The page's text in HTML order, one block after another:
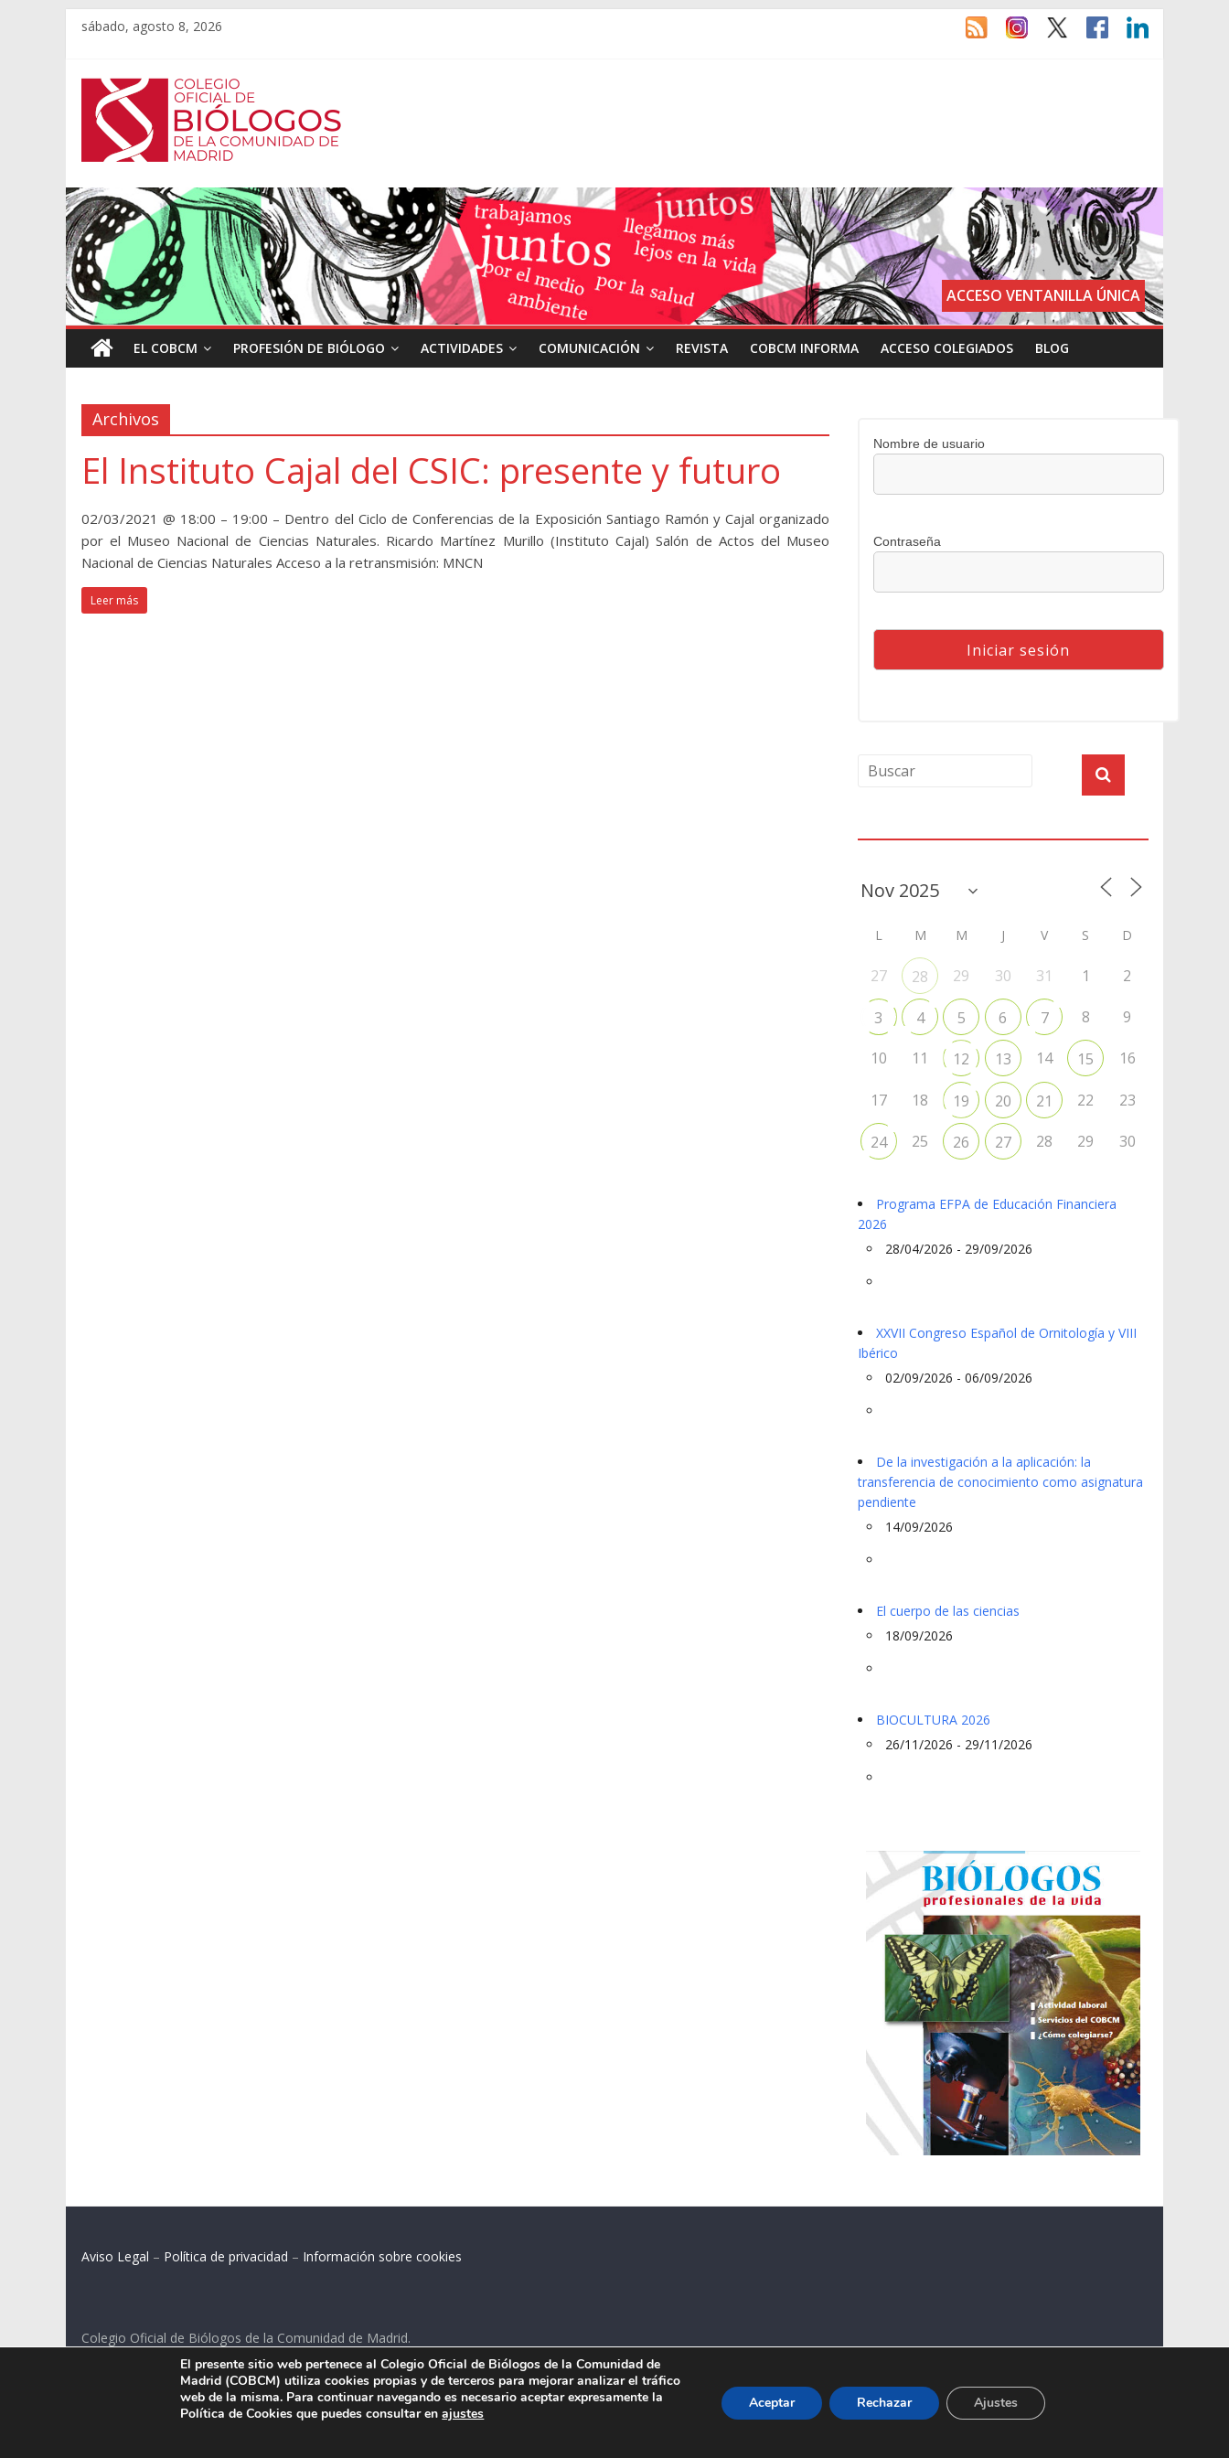
sábado, agosto 8, 2026
ACCESO VENTANILLA ÚNICA
EL COBCM PROFESIÓN DE BIÓLOGO ACTIVIDADES COMUNICACIÓN REVISTA COBCM INFORMA ACCESO COLEGIADOS BLOG
Archivos
El Instituto Cajal del CSIC: presente y futuro
02/03/2021 @ 18:00 – 19:00 – Dentro del Ciclo de Conferencias de la Exposición Santiago Ramón y Cajal organizado
por el Museo Nacional de Ciencias Naturales. Ricardo Martínez Murillo (Instituto Cajal) Salón de Actos del Museo
Nacional de Ciencias Naturales Acceso a la retransmisión: MNCN
Leer más
Nombre de usuario
Contraseña
L M M J V S D
27 28 29 30 31 1 2
3 4 5 6 7 8 9
10 11 12 13 14 15 16
17 18 19 20 21 22 23
24 25 26 27 28 29 30
Programa EFPA de Educación Financiera
2026
28/04/2026 - 29/09/2026
XXVII Congreso Español de Ornitología y VIII
Ibérico
02/09/2026 - 06/09/2026
De la investigación a la aplicación: la
transferencia de conocimiento como asignatura
pendiente
14/09/2026
El cuerpo de las ciencias
18/09/2026
BIOCULTURA 2026
26/11/2026 - 29/11/2026
Aviso Legal – Política de privacidad – Información sobre cookies
Colegio Oficial de Biólogos de la Comunidad de Madrid.
C/ Santa Engracia 108, 2º int.izq. 28003 Madrid.
El presente sitio web pertenece al Colegio Oficial de Biólogos de la Comunidad de
Madrid (COBCM) utiliza cookies propias y de terceros para mejorar analizar el tráfico
web de la misma. Para continuar navegando es necesario aceptar expresamente la
Política de Cookies que puedes consultar enajustes
Aceptar Rechazar Ajustes